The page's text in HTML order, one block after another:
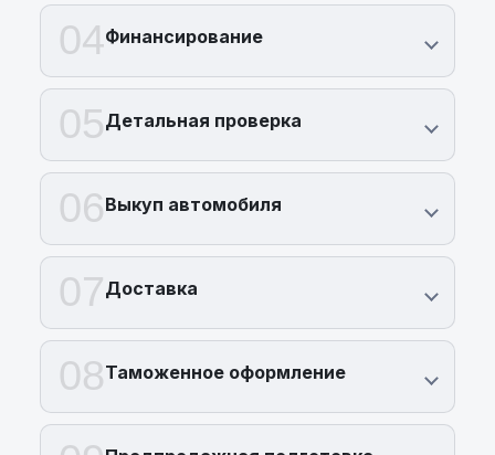
04Финансирование
05Детальная проверка
06Выкуп автомобиля
07Доставка
08Таможенное оформление